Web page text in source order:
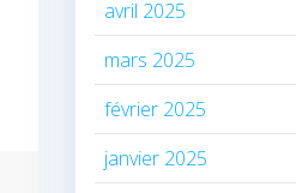
avril 2025
mars 2025
février 2025
janvier 2025